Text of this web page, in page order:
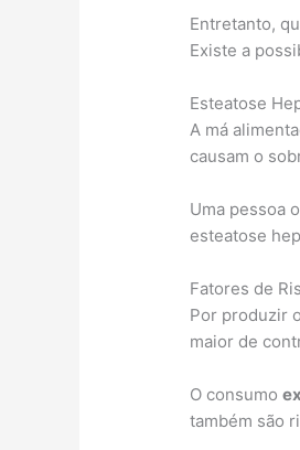
Entretanto,
Existe a
Esteatose
A má
causam o
Uma pessoa
esteatose
Fatores de
Por produzir o
maior de
O consumo
também são